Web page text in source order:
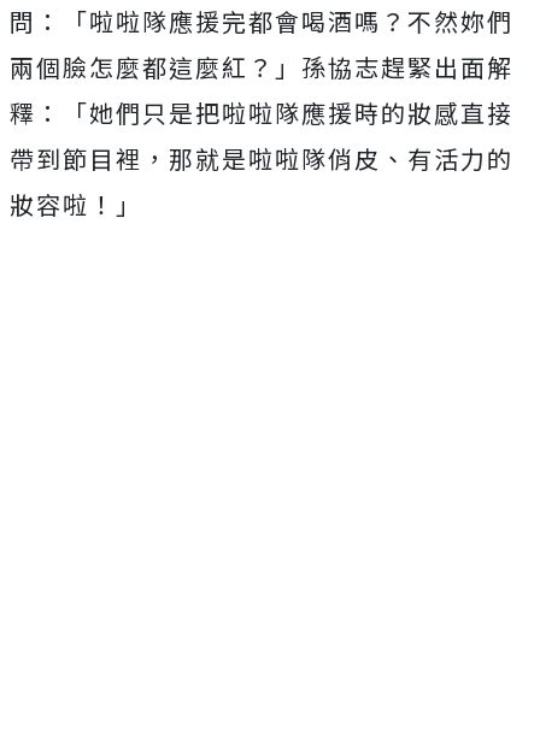
問：「啦啦隊應援完都會喝酒嗎？不然妳們
兩個臉怎麼都這麼紅？」 孫協志趕緊出面解
釋：「她們只是把啦啦隊應援時的妝感直接
帶到節目裡， 那就是啦啦隊俏皮、有活力的
妝容啦！」